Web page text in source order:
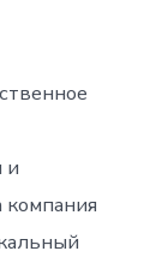
и
компания